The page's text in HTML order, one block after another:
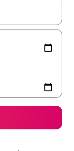
mit den